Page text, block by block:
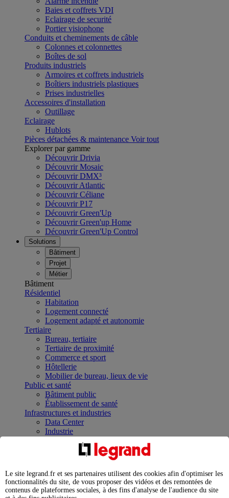
Baies et coffrets VDI
Eclairage de securité
Portier visiophone
Conduits et cheminements de câble
Colonnes et colonnettes
Boîtes de sol
Produits industriels
Armoires et coffrets industriels
Boîtiers industriels plastiques
Prises industrielles
Accessoires d'installation
Outillage
Eclairage
Hublots
Pièces détachées & maintenance Voir tout
Explorer par gamme
Découvrir Drivia
Découvrir Mosaic
Découvrir DMX³
Découvrir Atlantic
Découvrir Céliane
Découvrir P17
Découvrir Green'Up
Découvrir Green'up Home
Découvrir Green'Up Control
Solutions
Bâtiment
Projet
Métier
Bâtiment
Résidentiel
Habitation
Logement connecté
Logement adapté et autonomie
Tertiaire
Bureau, tertiaire
Tertiaire de proximité
Commerce et sport
Hôtellerie
Mobilier de bureau, lieux de vie
Public et santé
Bâtiment public
Établissement de santé
Infrastructures et industries
Data Center
Industrie
Infrastructures
Contrôler et planifier le fonctionnement des appareils
Répartir et optimiser son tableau électrique
Legrand Data Center Solutions : concentrer les
expertises au service de vos performances
Le site legrand.fr et ses partenaires utilisent des cookies afin d'optimiser les
fonctionnalités du site, de vous proposer des vidéos et des remontées de
contenus de plateformes sociales, à des fins d'analyse de l'audience du site